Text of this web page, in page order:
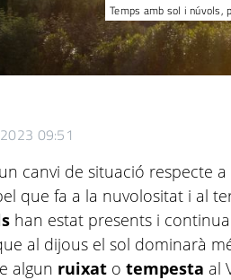
Temps amb sol i núvols,
09:51
canvi de situació respecte a
que fa a la nuvolositat i al
han estat presents i
al dijous el sol dominarà
algun ruixat otempesta al